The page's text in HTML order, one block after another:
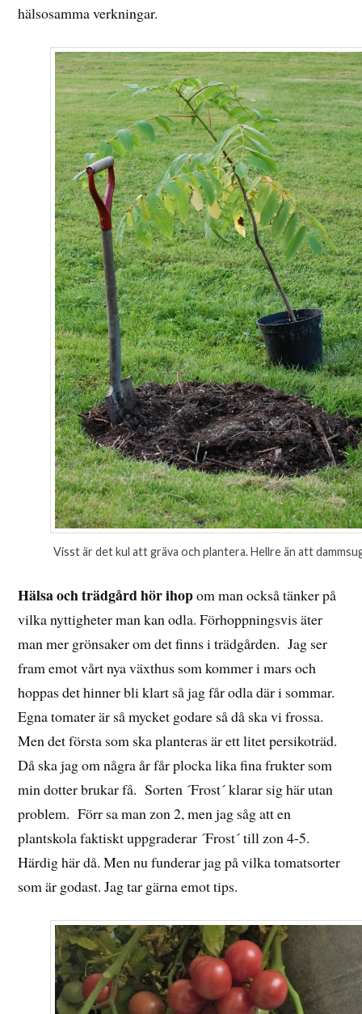
hälsosamma verkningar.
Visst är det kul att gräva och plantera. Hellre än att
Hälsa och trädgård hör ihopom man också tänker på
vilka nyttigheter man kan odla. Förhoppningsvis äter
man mer grönsaker om det finns i trädgården. Jag ser
fram emot vårt nya växthus som kommer i mars och
hoppas det hinner bli klart så jag får odla där i sommar.
Egna tomater är så mycket godare så då ska vi frossa.
Men det första som ska planteras är ett litet persikoträd.
Då ska jag om några år får plocka lika fina frukter som
min dotter brukar få. Sorten ´Frost´ klarar sig här utan
problem. Förr sa man zon 2, men jag såg att en
plantskola faktiskt uppgraderar ´Frost´ till zon 4-5.
Härdig här då. Men nu funderar jag på vilka tomatsorter
som är godast. Jag tar gärna emot tips.